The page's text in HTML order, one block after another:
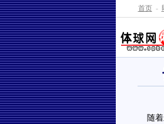
首页 -
随着新